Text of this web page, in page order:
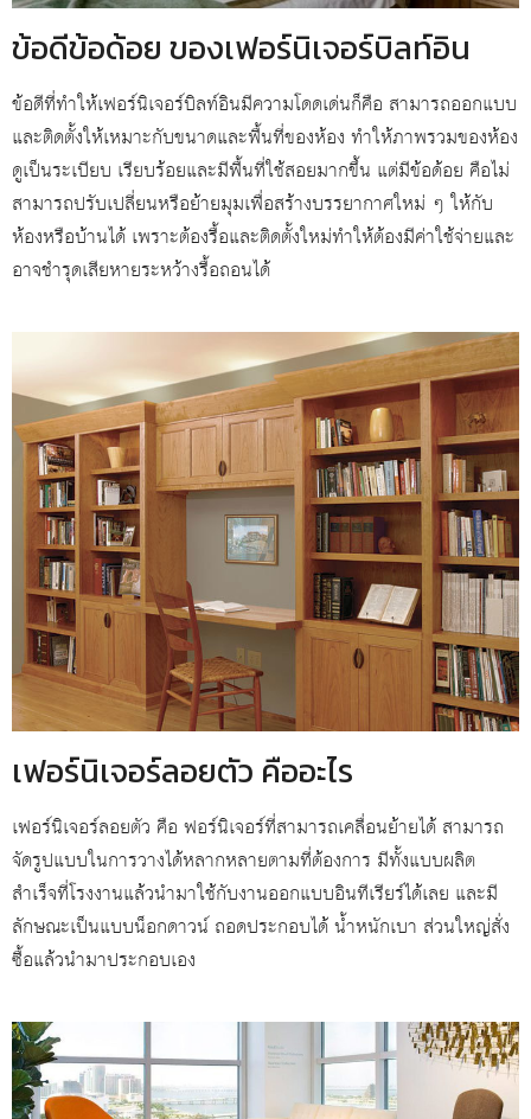
ข้อดีข้อด้อย ของเฟอร์นิเจอร์บิลท์อิน
ข้อดีที่ทำให้เฟอร์นิเจอร์บิลท์อินมีความโดดเด่นก็คือ สามารถออกแบบ
และติดตั้งให้เหมาะกับขนาดและพื้นที่ของห้อง ทำให้ภาพรวมของห้อง
ดูเป็นระเบียบ เรียบร้อยและมีพื้นที่ใช้สอยมากขึ้น แต่มีข้อด้อย คือไม่
สามารถปรับเปลี่ยนหรือย้ายมุมเพื่อสร้างบรรยากาศใหม่ ๆ ให้กับ
ห้องหรือบ้านได้ เพราะต้องรื้อและติดตั้งใหม่ทำให้ต้องมีค่าใช้จ่ายและ
อาจชำรุดเสียหายระหว้างรื้อถอนได้
เฟอร์นิเจอร์ลอยตัว คืออะไร
เฟอร์นิเจอร์ลอยตัว คือ ฟอร์นิเจอร์ที่สามารถเคลื่อนย้ายได้ สามารถ
จัดรูปแบบในการวางได้หลากหลายตามที่ต้องการ มีทั้งแบบผลิต
สำเร็จที่โรงงานแล้วนำมาใช้กับงานออกแบบอินทีเรียร์ได้เลย และมี
ลักษณะเป็นแบบน็อกดาวน์ ถอดประกอบได้ น้ำหนักเบา ส่วนใหญ่สั่ง
ซื้อแล้วนำมาประกอบเอง